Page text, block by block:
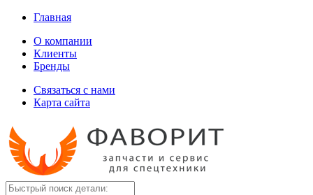
Главная
О компании
Клиенты
Бренды
Связаться с нами
Карта сайта